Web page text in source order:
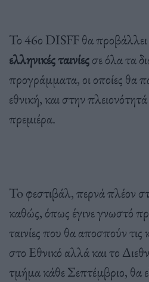
Το 46ο DISFF θα προβάλλει
ελληνικές ταινίεςσε όλα τα
προγράμματα, οι οποίες θα
εθνική, και στην
πρεμιέρα.
To φεστιβάλ, περνά πλέον
καθώς, όπως έγινε γνωστό
ταινίες που θα αποσπούν τις
στο Εθνικό αλλά και το
τμήμα κάθε Σεπτέμβριο, θα